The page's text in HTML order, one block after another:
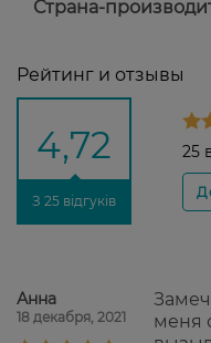
Страна-
Рейтинг и отзывы
4,72
З 25 відгуків
25
Анна
18 декабря, 2021
меня